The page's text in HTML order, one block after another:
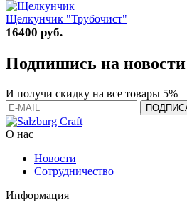
Щелкунчик "Трубочист"
16400 руб.
Подпишись на новости
И получи скидку на все товары 5%
О нас
Новости
Сотрудничество
Информация